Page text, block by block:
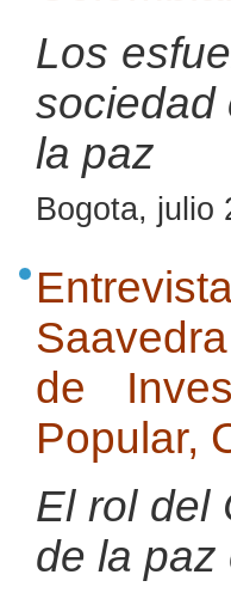
Los
sociedad
la paz
Bogota, julio
de
Popular,
El rol del
de la paz